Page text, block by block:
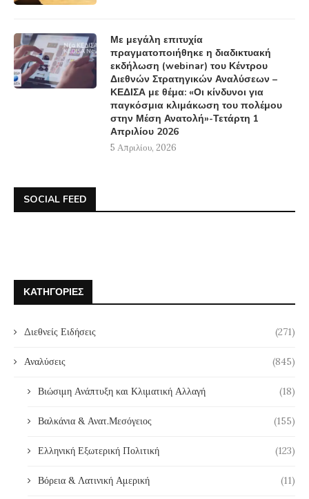
Με μεγάλη επιτυχία
πραγματοποιήθηκε η διαδικτυακή
εκδήλωση (webinar) του Κέντρου
Διεθνών Στρατηγικών Αναλύσεων –
ΚΕΔΙΣΑ με θέμα: «Οι κίνδυνοι για
παγκόσμια κλιμάκωση του πολέμου
στην Μέση Ανατολή»-Τετάρτη 1
Απριλίου 2026
5 Απριλίου, 2026
SOCIAL FEED
ΚΑΤΗΓΟΡΊΕΣ
Διεθνείς Ειδήσεις (271)
Αναλύσεις (845)
Βιώσιμη Ανάπτυξη και Κλιματική Αλλαγή (18)
Βαλκάνια & Ανατ.Μεσόγειος (155)
Ελληνική Εξωτερική Πολιτική (123)
Βόρεια & Λατινική Αμερική (11)